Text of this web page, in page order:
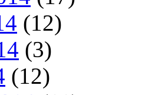
(12)
(3)
(12)